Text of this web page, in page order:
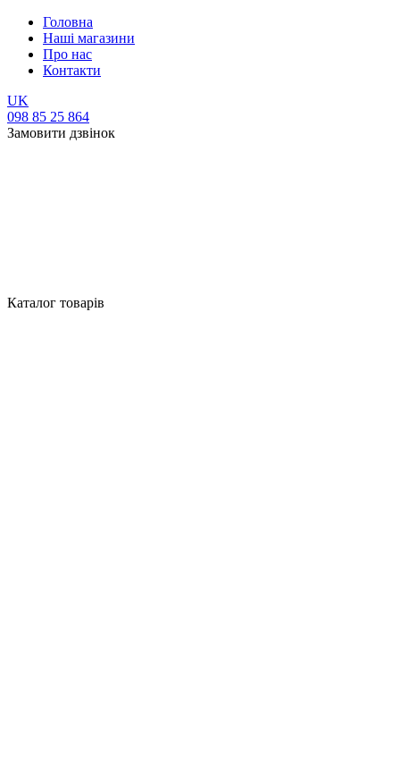
Головна
Наші магазини
Про нас
Контакти
UK
098 85 25 864
Замовити дзвінок
Каталог товарів